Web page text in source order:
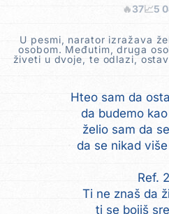
🔥37📈5
U pesmi, narator izražava
osobom. Međutim, druga
živeti u dvoje, te odlazi,
Hteo sam da
da budemo
želio sam da
da se nikad
Ref.
Ti ne znaš da
ti se bojiš